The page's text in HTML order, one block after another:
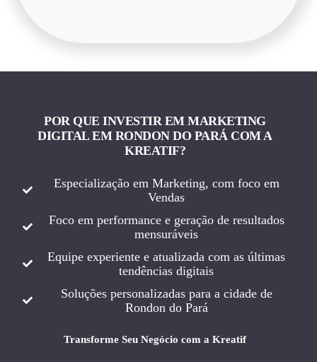
POR QUE INVESTIR EM MARKETING
DIGITAL EM RONDON DO PARÁ COM A
KREATIF?
Especialização em Marketing, com foco em
Vendas
Foco em performance e geração de resultados
mensuráveis
Equipe experiente e atualizada com as últimas
tendências digitais
Soluções personalizadas para a cidade de
Rondon do Pará
Transforme Seu Negócio com a Kreatif